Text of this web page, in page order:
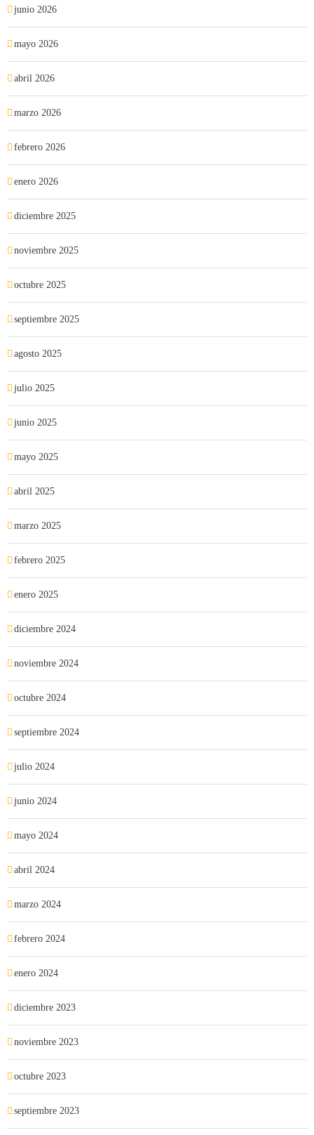
junio 2026
mayo 2026
abril 2026
marzo 2026
febrero 2026
enero 2026
diciembre 2025
noviembre 2025
octubre 2025
septiembre 2025
agosto 2025
julio 2025
junio 2025
mayo 2025
abril 2025
marzo 2025
febrero 2025
enero 2025
diciembre 2024
noviembre 2024
octubre 2024
septiembre 2024
julio 2024
junio 2024
mayo 2024
abril 2024
marzo 2024
febrero 2024
enero 2024
diciembre 2023
noviembre 2023
octubre 2023
septiembre 2023